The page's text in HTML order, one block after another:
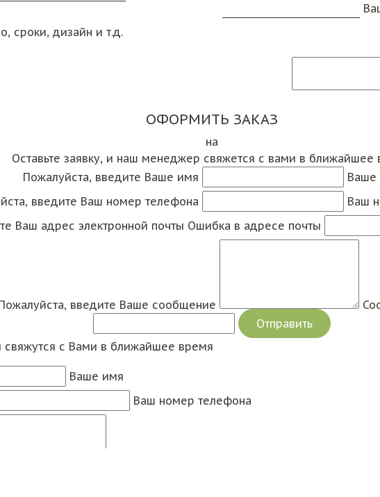
сроки, дизайн и т.д.
ОФОРМИТЬ ЗАКАЗ
на
Оставьте заявку, и наш менеджер свяжется с вами в ближайшее
Пожалуйста, введите Ваше имя
Ваше
введите Ваш номер телефона
Ваш
Ваш адрес электронной почты Ошибка в адресе почты
введите Ваше сообщение
свяжутся с Вами в ближайшее время
Ваше имя
Ваш номер телефона